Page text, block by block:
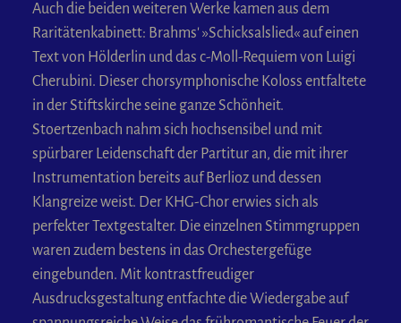
Auch die beiden weiteren Werke kamen aus dem
Raritätenkabinett: Brahms' »Schicksalslied« auf einen
Text von Hölderlin und das c-Moll-Requiem von Luigi
Cherubini. Dieser chorsymphonische Koloss entfaltete
in der Stiftskirche seine ganze Schönheit.
Stoertzenbach nahm sich hochsensibel und mit
spürbarer Leidenschaft der Partitur an, die mit ihrer
Instrumentation bereits auf Berlioz und dessen
Klangreize weist. Der KHG-Chor erwies sich als
perfekter Textgestalter. Die einzelnen Stimmgruppen
waren zudem bestens in das Orchestergefüge
eingebunden. Mit kontrastfreudiger
Ausdrucksgestaltung entfachte die Wiedergabe auf